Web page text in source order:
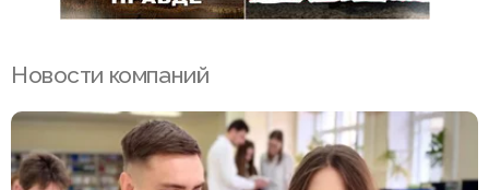
Новости компаний